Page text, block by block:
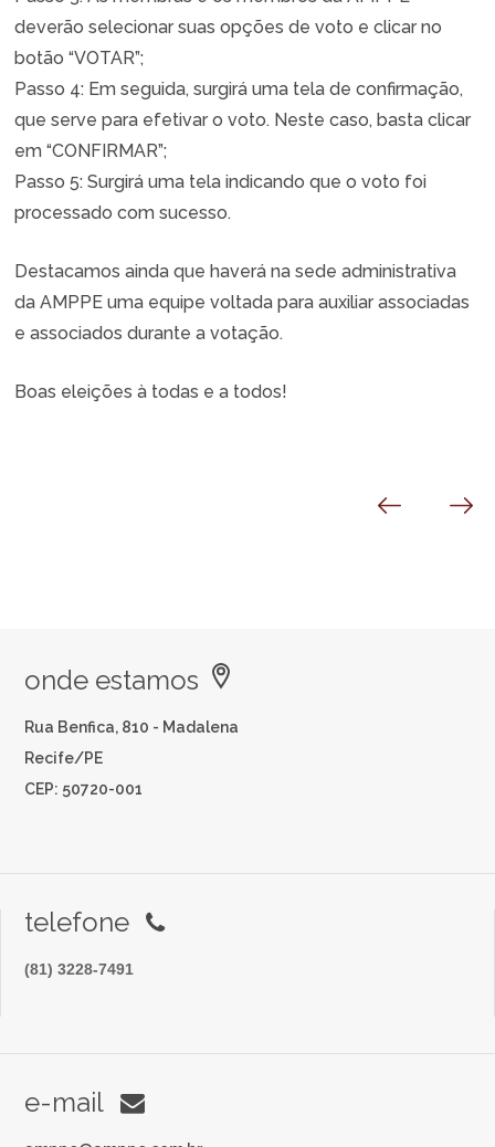
deverão selecionar suas opções de voto e clicar no
botão “VOTAR”;
Passo 4: Em seguida, surgirá uma tela de confirmação,
que serve para efetivar o voto. Neste caso, basta clicar
em “CONFIRMAR”;
Passo 5: Surgirá uma tela indicando que o voto foi
processado com sucesso.
Destacamos ainda que haverá na sede administrativa
da AMPPE uma equipe voltada para auxiliar associadas
e associados durante a votação.
Boas eleições à todas e a todos!
onde estamos
Rua Benfica, 810 - Madalena
Recife/PE
CEP: 50720-001
telefone
(81) 3228-7491
e-mail